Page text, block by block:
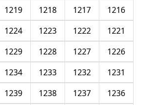
1216
1217
1218
1219
1221
1222
1223
1224
1226
1227
1228
1229
1231
1232
1233
1234
1236
1237
1238
1239